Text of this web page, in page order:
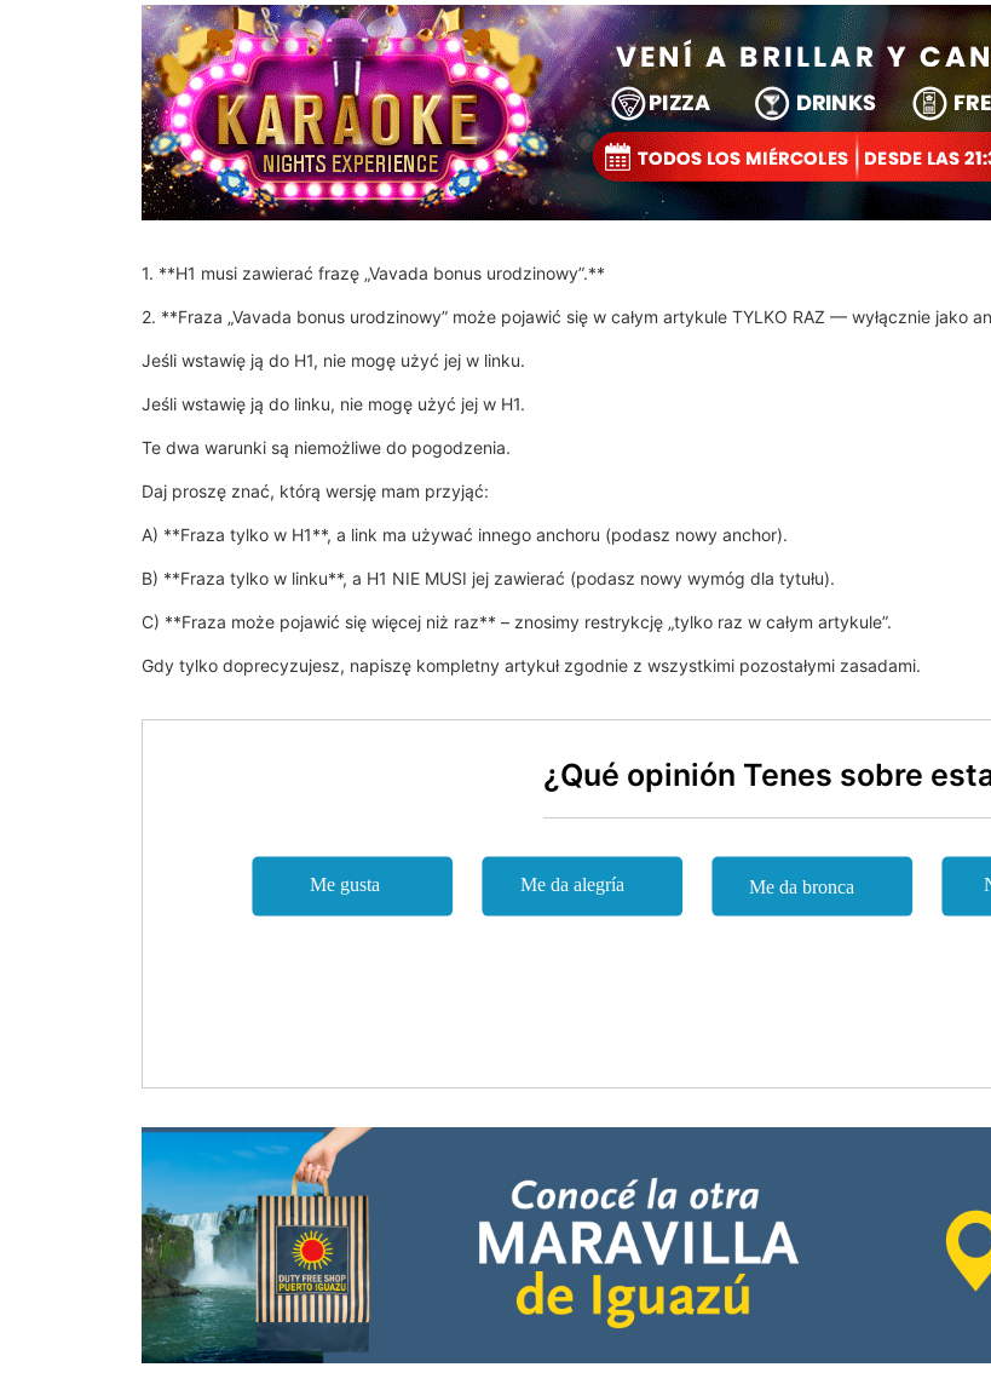
1. **H1 musi zawierać frazę „Vavada bonus urodzinowy”.**
2. **Fraza „Vavada bonus urodzinowy” może pojawić się w całym artykule TYLKO RAZ — wyłącznie jako
Jeśli wstawię ją do H1, nie mogę użyć jej w linku.
Jeśli wstawię ją do linku, nie mogę użyć jej w H1.
Te dwa warunki są niemożliwe do pogodzenia.
Daj proszę znać, którą wersję mam przyjąć:
A) **Fraza tylko w H1**, a link ma używać innego anchoru (podasz nowy anchor).
B) **Fraza tylko w linku**, a H1 NIE MUSI jej zawierać (podasz nowy wymóg dla tytułu).
C) **Fraza może pojawić się więcej niż raz** – znosimy restrykcję „tylko raz w całym artykule”.
Gdy tylko doprecyzujesz, napiszę kompletny artykuł zgodnie z wszystkimi pozostałymi zasadami.
¿Qué opinión Tenes sobre